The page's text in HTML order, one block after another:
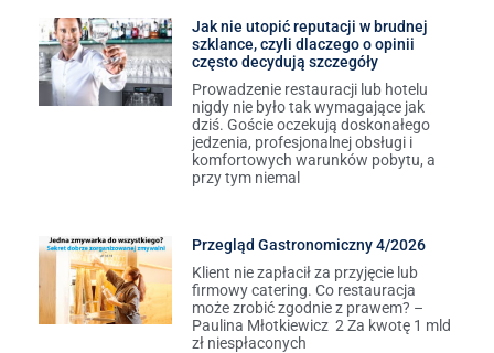
Jak nie utopić reputacji w brudnej
szklance, czyli dlaczego o opinii
często decydują szczegóły
Prowadzenie restauracji lub hotelu
nigdy nie było tak wymagające jak
dziś. Goście oczekują doskonałego
jedzenia, profesjonalnej obsługi i
komfortowych warunków pobytu, a
przy tym niemal
Przegląd Gastronomiczny 4/2026
Klient nie zapłacił za przyjęcie lub
firmowy catering. Co restauracja
może zrobić zgodnie z prawem? –
Paulina Młotkiewicz 2 Za kwotę 1 mld
zł niespłaconych